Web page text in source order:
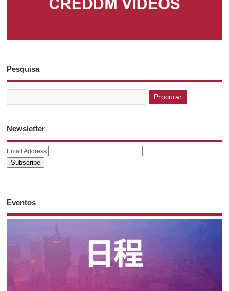
Pesquisa
Newsletter
Email Address
Eventos